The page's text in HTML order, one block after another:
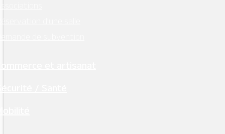
d’une salle
de subvention
et artisanat
/ Santé